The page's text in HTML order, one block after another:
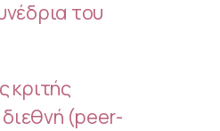
του
κριτής
(peer-